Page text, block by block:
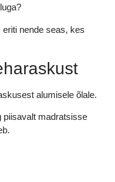
nende seas, kes
alumisele õlale.
piisavalt madratsisse